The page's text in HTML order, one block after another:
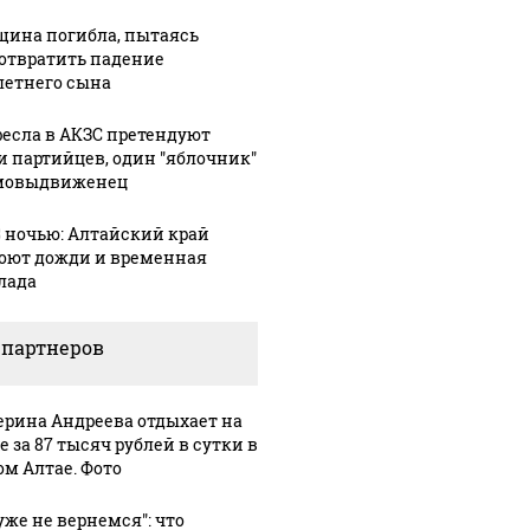
31 июля, 16:37
Директор
алтайскую
федерацию
погибла, пытаясь
падение
сына
в АКЗС претендуют
партийцев, один "яблочник"
ночью: Алтайский край
дожди и временная
Андреева отдыхает на
за 87 тысяч рублей в сутки в
Алтае. Фото
не вернемся": что